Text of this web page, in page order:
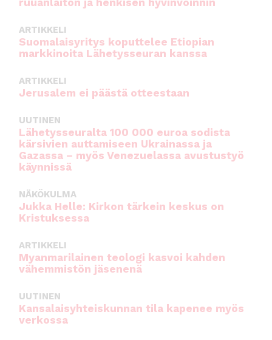
ruuanlaiton ja henkisen hyvinvoinnin
ARTIKKELI
Suomalaisyritys koputtelee Etiopian
markkinoita Lähetysseuran kanssa
ARTIKKELI
Jerusalem ei päästä otteestaan
UUTINEN
Lähetysseuralta 100 000 euroa sodista
kärsivien auttamiseen Ukrainassa ja
Gazassa – myös Venezuelassa avustustyö
käynnissä
NÄKÖKULMA
Jukka Helle: Kirkon tärkein keskus on
Kristuksessa
ARTIKKELI
Myanmarilainen teologi kasvoi kahden
vähemmistön jäsenenä
UUTINEN
Kansalaisyhteiskunnan tila kapenee myös
verkossa